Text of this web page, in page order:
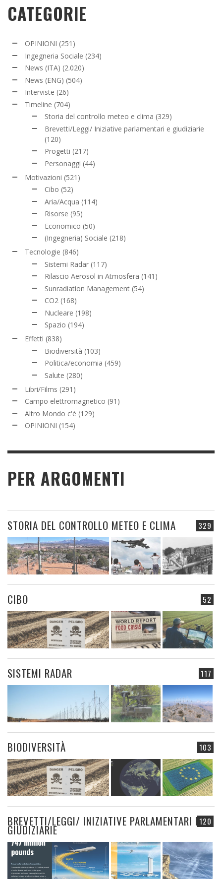
CATEGORIE
OPINIONI (251)
Ingegneria Sociale (234)
News (ITA) (2.020)
News (ENG) (504)
Interviste (26)
Timeline (704)
Storia del controllo meteo e clima (329)
Brevetti/Leggi/ Iniziative parlamentari e giudiziarie
(120)
Progetti (217)
Personaggi (44)
Motivazioni (521)
Cibo (52)
Aria/Acqua (114)
Risorse (95)
Economico (50)
(Ingegneria) Sociale (218)
Tecnologie (846)
Sistemi Radar (117)
Rilascio Aerosol in Atmosfera (141)
Sunradiation Management (54)
CO2 (168)
Nucleare (198)
Spazio (194)
Effetti (838)
Biodiversità (103)
Politica/economia (459)
Salute (280)
Libri/Films (291)
Campo elettromagnetico (91)
Altro Mondo c'è (129)
OPINIONI (154)
PER ARGOMENTI
329
STORIA DEL CONTROLLO METEO E CLIMA
52
CIBO
117
SISTEMI RADAR
103
BIODIVERSITÀ
120
BREVETTI/LEGGI/ INIZIATIVE PARLAMENTARI E
GIUDIZIARIE